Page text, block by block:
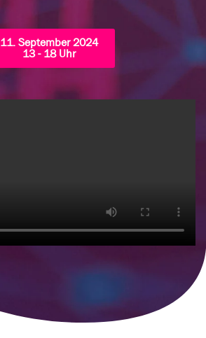
11. September 2024
13 - 18 Uhr